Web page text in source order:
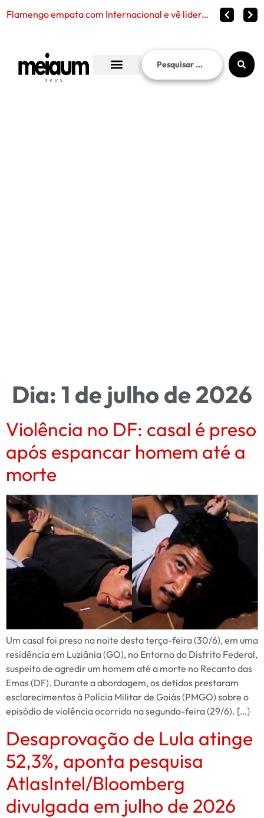
Flamengo empata com Internacional e vê liderança continuar distante no Brasileirão 2026
Dia: 1 de julho de 2026
Violência no DF: casal é preso
após espancar homem até a
morte
Um casal foi preso na noite desta terça-feira (30/6), em uma
residência em Luziânia (GO), no Entorno do Distrito Federal,
suspeito de agredir um homem até a morte no Recanto das
Emas (DF). Durante a abordagem, os detidos prestaram
esclarecimentos à Polícia Militar de Goiás (PMGO) sobre o
episódio de violência ocorrido na segunda-feira (29/6). […]
Desaprovação de Lula atinge
52,3%, aponta pesquisa
AtlasIntel/Bloomberg
divulgada em julho de 2026